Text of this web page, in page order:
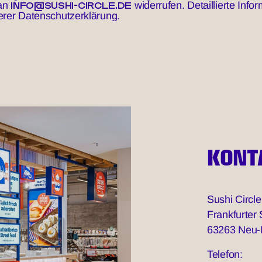
INFO@SUSHI-CIRCLE.DE widerrufen. Detaillierte
Datenschutzerklärung.
Sushi
Frankfurter
63263
Telefon: